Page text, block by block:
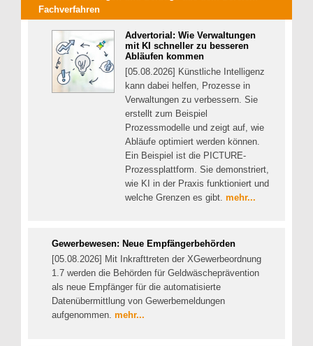
Fachverfahren
Advertorial: Wie Verwaltungen
mit KI schneller zu besseren
Abläufen kommen
[05.08.2026] Künstliche Intelligenz
kann dabei helfen, Prozesse in
Verwaltungen zu verbessern. Sie
erstellt zum Beispiel
Prozessmodelle und zeigt auf, wie
Abläufe optimiert werden können.
Ein Beispiel ist die PICTURE-
Prozessplattform. Sie demonstriert,
wie KI in der Praxis funktioniert und
welche Grenzen es gibt. mehr...
Gewerbewesen: Neue Empfängerbehörden
[05.08.2026] Mit Inkrafttreten der XGewerbeordnung
1.7 werden die Behörden für Geldwäscheprävention
als neue Empfänger für die automatisierte
Datenübermittlung von Gewerbemeldungen
aufgenommen. mehr...